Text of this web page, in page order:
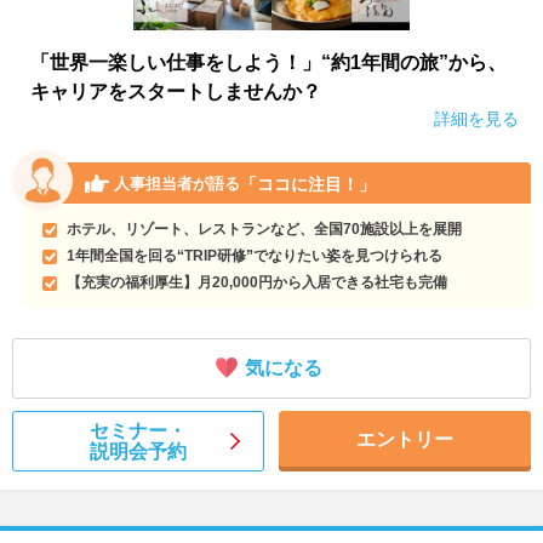
「世界一楽しい仕事をしよう！」“約1年間の旅”から、
キャリアをスタートしませんか？
詳細を見る
人事担当者が語る 「ココに注目！」
ホテル、リゾート、レストランなど、全国70施設以上を展開
1年間全国を回る“TRIP研修”でなりたい姿を見つけられる
【充実の福利厚生】月20,000円から入居できる社宅も完備
気になる
セミナー・
説明会予約
エントリー